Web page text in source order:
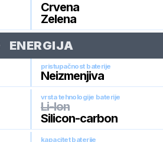
Crvena
Zelena
ENERGIJA
pristupačnost baterije
Neizmenjiva
vrsta tehnologije baterije
Li-Ion
Silicon-carbon
kapacitet baterije